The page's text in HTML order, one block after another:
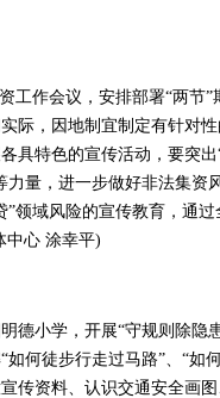
作会议，安排部署“两节”
际，因地制宜制定有针对
具特色的宣传活动，要突
量，进一步做好非法集资
领域风险的宣传教育，通
中心 涂幸平)
小学，开展“守规则除隐
何徒步行走过马路”、“如
传资料、认识交通安全画